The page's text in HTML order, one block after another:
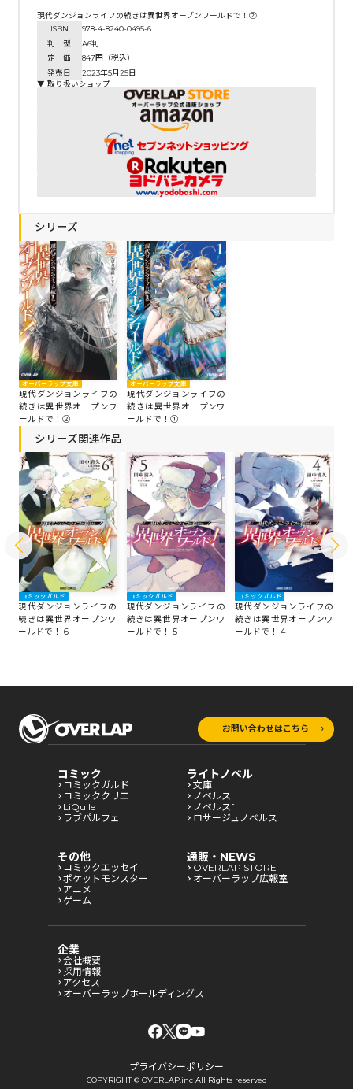
現代ダンジョンライフの続きは異世界オープンワールドで！②
ISBN
978-4-8240-0495-6
判 型
A6判
定 価
847円（税込）
発売日
2023年5月25日
▼ 取り扱いショップ
シリーズ
オーバーラップ文庫
現代ダンジョンライフの
続きは異世界オープンワ
ールドで！②
オーバーラップ文庫
現代ダンジョンライフの
続きは異世界オープンワ
ールドで！①
シリーズ関連作品
コミックガルド
現代ダンジョンライフの
続きは異世界オープンワ
ールドで！ 6
コミックガルド
現代ダンジョンライフの
続きは異世界オープンワ
ールドで！ 5
コミックガルド
現代ダンジョンライフの
続きは異世界オープンワ
ールドで！ 4
お問い合わせはこちら
コミック
コミックガルド
コミッククリエ
LiQulle
ラブパルフェ
ライトノベル
文庫
ノベルス
ノベルスf
ロサージュノベルス
その他
コミックエッセイ
ポケットモンスター
アニメ
ゲーム
通販・NEWS
OVERLAP STORE
オーバーラップ広報室
企業
会社概要
採用情報
アクセス
オーバーラップホールディングス
プライバシーポリシー
COPYRIGHT © OVERLAP,inc All Rights reserved